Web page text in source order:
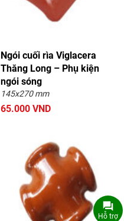
Ngói cuối rìa Viglacera
Thăng Long – Phụ kiện
ngói sóng
145x270 mm
65.000 VND
Hỗ trợ